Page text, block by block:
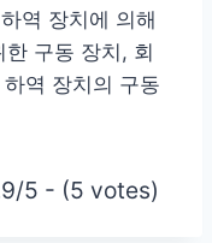
역 장치에 의해
구동 장치, 회
역 장치의 구동
5 - (5 votes)